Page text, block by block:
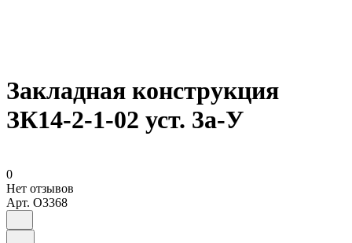
Закладная конструкция
ЗК14-2-1-02 уст. 3а-У
0
Нет отзывов
Арт. O3368